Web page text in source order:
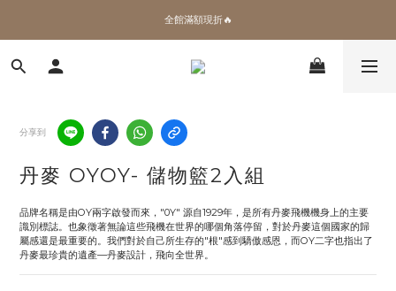
✨加入會員 即領100購物金🎫
全館滿額現折🔥
加拿大Umbra．買千送百🎫
分享到
丹麥 OYOY- 儲物籃2入組
品牌名稱是由OY兩字啟發而來，"0Y" 源自1929年，是所有丹麥飛機機身上的主要
識別標誌。也象徵著無論這些飛機在世界的哪個角落停留，對於丹麥這個國家的歸
屬感還是最重要的。我們對於自己所生存的"根"感到驕傲感恩，而OY二字也指出了
丹麥最珍貴的遺產—丹麥設計，飛向全世界。